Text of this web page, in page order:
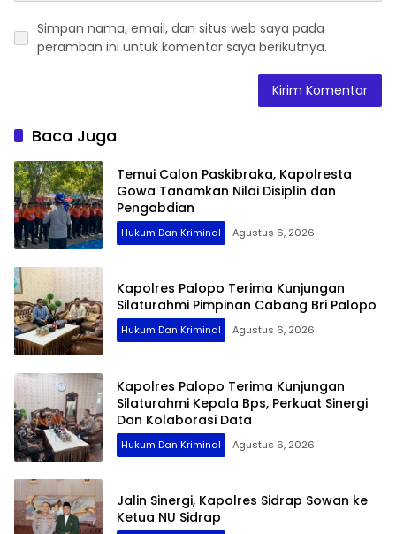
Simpan nama, email, dan situs web saya pada
peramban ini untuk komentar saya berikutnya.
Baca Juga
Temui Calon Paskibraka, Kapolresta
Gowa Tanamkan Nilai Disiplin dan
Pengabdian
Hukum Dan Kriminal Agustus 6, 2026
Kapolres Palopo Terima Kunjungan
Silaturahmi Pimpinan Cabang Bri Palopo
Hukum Dan Kriminal Agustus 6, 2026
Kapolres Palopo Terima Kunjungan
Silaturahmi Kepala Bps, Perkuat Sinergi
Dan Kolaborasi Data
Hukum Dan Kriminal Agustus 6, 2026
Jalin Sinergi, Kapolres Sidrap Sowan ke
Ketua NU Sidrap